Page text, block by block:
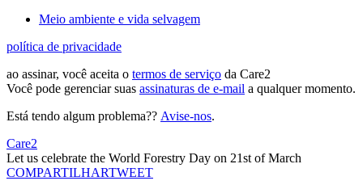
Meio ambiente e vida selvagem
política de privacidade
ao assinar, você aceita o termos de serviço da Care2
Você pode gerenciar suas assinaturas de e-mail a qualquer momento.
Está tendo algum problema?? Avise-nos.
Care2
Let us celebrate the World Forestry Day on 21st of March
COMPARTILHARTWEET